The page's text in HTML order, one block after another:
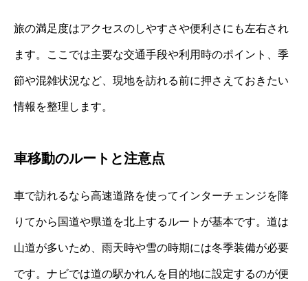
旅の満足度はアクセスのしやすさや便利さにも左右され
ます。ここでは主要な交通手段や利用時のポイント、季
節や混雑状況など、現地を訪れる前に押さえておきたい
情報を整理します。
車移動のルートと注意点
車で訪れるなら高速道路を使ってインターチェンジを降
りてから国道や県道を北上するルートが基本です。道は
山道が多いため、雨天時や雪の時期には冬季装備が必要
です。ナビでは道の駅かれんを目的地に設定するのが便